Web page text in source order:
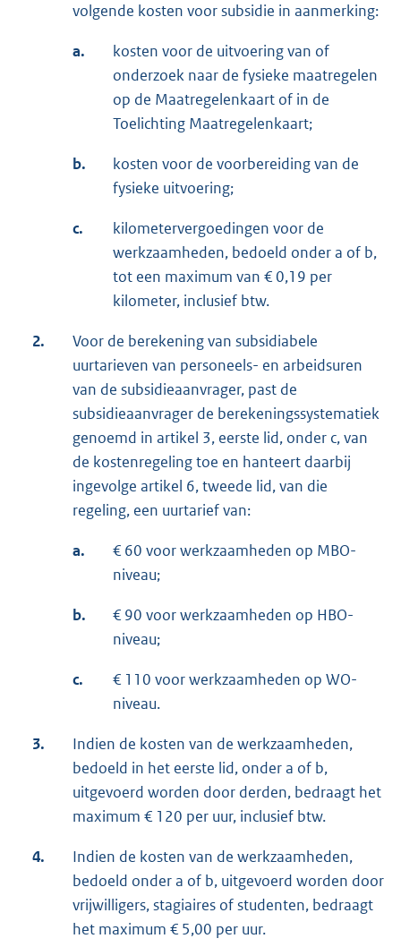
volgende kosten voor subsidie in aanmerking:
a.
kosten voor de uitvoering van of
onderzoek naar de fysieke maatregelen
op de Maatregelenkaart of in de
Toelichting Maatregelenkaart;
b.
kosten voor de voorbereiding van de
fysieke uitvoering;
c.
kilometervergoedingen voor de
werkzaamheden, bedoeld onder a of b,
tot een maximum van € 0,19 per
kilometer, inclusief btw.
2.
Voor de berekening van subsidiabele
uurtarieven van personeels- en arbeidsuren
van de subsidieaanvrager, past de
subsidieaanvrager de berekeningssystematiek
genoemd in artikel 3, eerste lid, onder c, van
de kostenregeling toe en hanteert daarbij
ingevolge artikel 6, tweede lid, van die
regeling, een uurtarief van:
a.
€ 60 voor werkzaamheden op MBO-
niveau;
b.
€ 90 voor werkzaamheden op HBO-
niveau;
c.
€ 110 voor werkzaamheden op WO-
niveau.
3.
Indien de kosten van de werkzaamheden,
bedoeld in het eerste lid, onder a of b,
uitgevoerd worden door derden, bedraagt het
maximum € 120 per uur, inclusief btw.
4.
Indien de kosten van de werkzaamheden,
bedoeld onder a of b, uitgevoerd worden door
vrijwilligers, stagiaires of studenten, bedraagt
het maximum € 5,00 per uur.